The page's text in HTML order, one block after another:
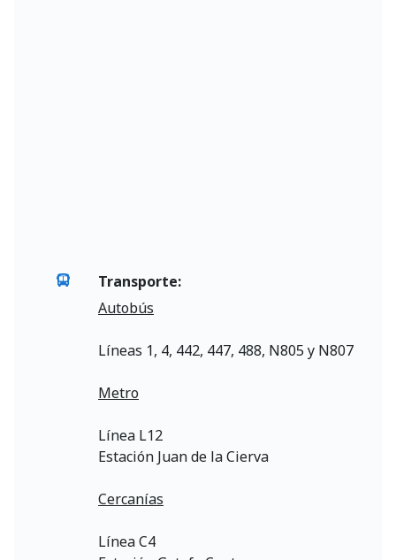
Transporte:
Autobús
Líneas 1, 4, 442, 447, 488, N805 y N807
Metro
Línea L12
Estación Juan de la Cierva
Cercanías
Línea C4